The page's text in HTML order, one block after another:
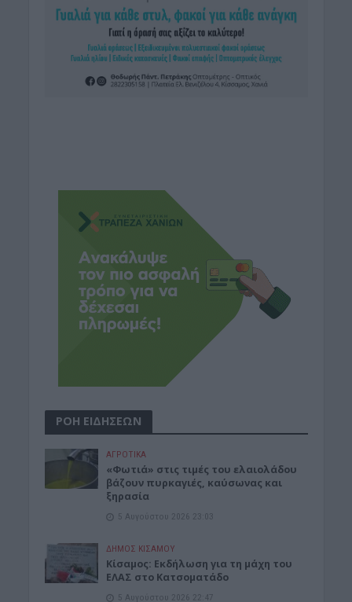
ΡΟΗ ΕΙΔΗΣΕΩΝ
ΑΓΡΟΤΙΚΑ
«Φωτιά» στις τιμές του ελαιολάδου
βάζουν πυρκαγιές, καύσωνας και
ξηρασία
5 Αυγούστου 2026 23:03
ΔΉΜΟΣ ΚΙΣΆΜΟΥ
Κίσαμος: Εκδήλωση για τη μάχη του
ΕΛΑΣ στο Κατσοματάδο
5 Αυγούστου 2026 22:47